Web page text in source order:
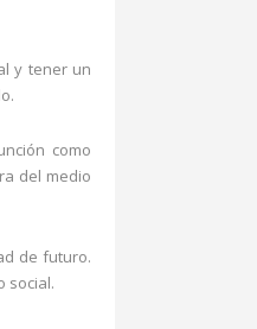
y tener un
como
del medio
de futuro.
social.